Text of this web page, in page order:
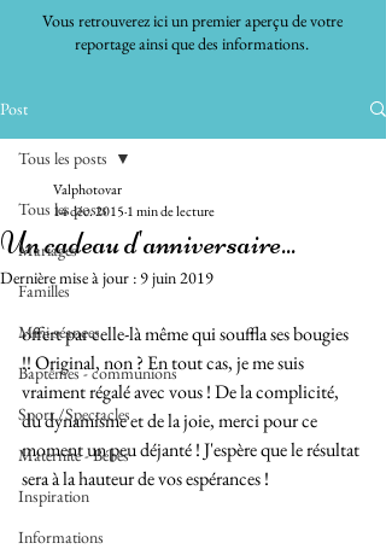
Vous retrouverez ici un premier aperçu de votre
reportage ainsi que des informations.
Post
Tous les posts
Mariages
Familles
Mini séances
Baptêmes - communions
Sport /Spectacles
Maternité - Bébés
Inspiration
Informations
Tous les posts
Un cadeau d'anniversaire...
Valphotovar
14 déc. 2015 1 min de lecture
Dernière mise à jour : 9 juin 2019
offert par celle-là même qui souffla ses bougies
!! Original, non ? En tout cas, je me suis
vraiment régalé avec vous ! De la complicité,
du dynamisme et de la joie, merci pour ce
moment un peu déjanté ! J'espère que le résultat
sera à la hauteur de vos espérances !